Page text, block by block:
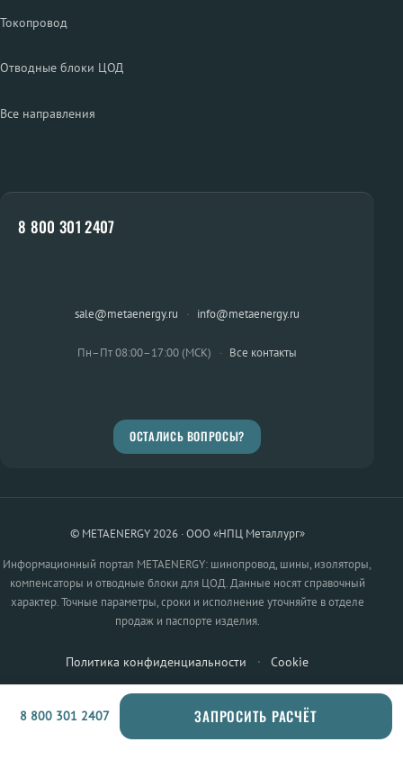
Токопровод
Отводные блоки ЦОД
Все направления
8 800 301 2407
sale@metaenergy.ru · info@metaenergy.ru
Пн–Пт 08:00–17:00 (МСК) · Все контакты
ОСТАЛИСЬ ВОПРОСЫ?
© METAENERGY 2026 · ООО «НПЦ Металлург»
Информационный портал METAENERGY: шинопровод, шины, изоляторы,
компенсаторы и отводные блоки для ЦОД. Данные носят справочный
характер. Точные параметры, сроки и исполнение уточняйте в отделе
продаж и паспорте изделия.
Политика конфиденциальности · Cookie
8 800 301 2407 ЗАПРОСИТЬ РАСЧЁТ